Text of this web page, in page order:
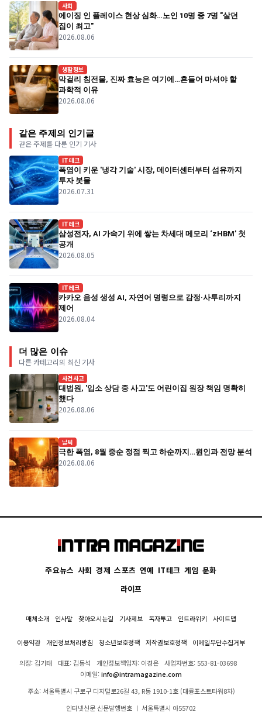
사회
에이징 인 플레이스 현상 심화…노인 10명 중 7명 "살던
집이 최고"
2026.08.06
생활정보
막걸리 침전물, 진짜 효능은 여기에…흔들어 마셔야 할
과학적 이유
2026.08.06
같은 주제의 인기글
같은 주제를 다룬 인기 기사
IT테크
폭염이 키운 '냉각 기술' 시장, 데이터센터부터 섬유까지
투자 봇물
2026.07.31
IT테크
삼성전자, AI 가속기 위에 쌓는 차세대 메모리 ‘zHBM’ 첫
공개
2026.08.05
IT테크
카카오 음성 생성 AI, 자연어 명령으로 감정·사투리까지
제어
2026.08.04
더 많은 이슈
다른 카테고리의 최신 기사
사건사고
대법원, '입소 상담 중 사고'도 어린이집 원장 책임 명확히
했다
2026.08.06
날씨
극한 폭염, 8월 중순 정점 찍고 하순까지…원인과 전망 분석
2026.08.06
주요뉴스 사회 경제 스포츠 연예 IT테크 게임 문화
라이프
매체소개 인사말 찾아오시는길 기사제보 독자투고 인트라위키 사이트맵
이용약관 개인정보처리방침 청소년보호정책 저작권보호정책 이메일무단수집거부
의장: 김기태 대표: 김동석 개인정보책임자: 이경은
사업자번호: 553-81-03698
이메일:info@intramagazine.com
주소: 서울특별시 구로구 디지털로26길 43, R동 1910-1호 (대륭포스트타워8차)
인터넷신문 신문발행번호 ㅣ 서울특별시 아55702